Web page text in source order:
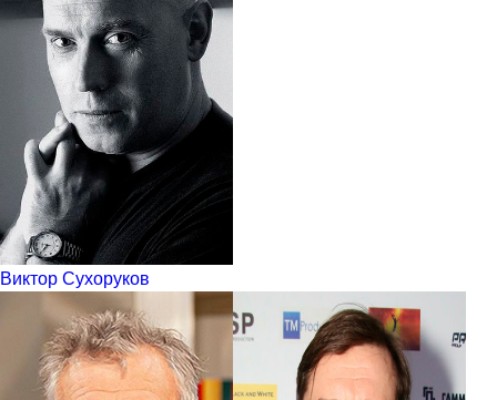
Виктор Сухоруков